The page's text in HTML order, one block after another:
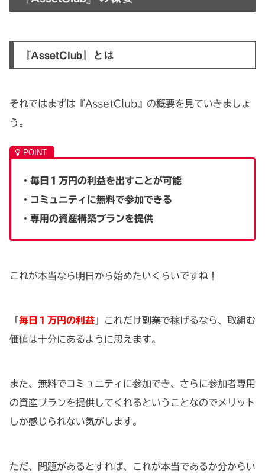
『AssetClub』とは
それではまずは『AssetClub』の概要を見ていきましょ
う。
・毎日１万円の利益を出すことが可能
・コミュニティに無料で参加できる
・専用の資産構築プランを提供
これが本当なら明日から始めたいくらいですね！
「 毎日１万円の利益 」これだけ副業で稼げるなら、取組む
価値は十分にあるように思えます。
また、無料でコミュニティに参加でき、さらに参加者専用
の資産プランを提供してくれるということなのでメリット
しか感じられない気がします。
ただ、問題があるとすれば、これが本当であるか分からい